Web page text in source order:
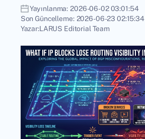
Yayınlanma: 2026-06-02 03:01:54
Son Güncelleme: 2026-06-23 02:15:34
Yazar:LARUS Editorial Team